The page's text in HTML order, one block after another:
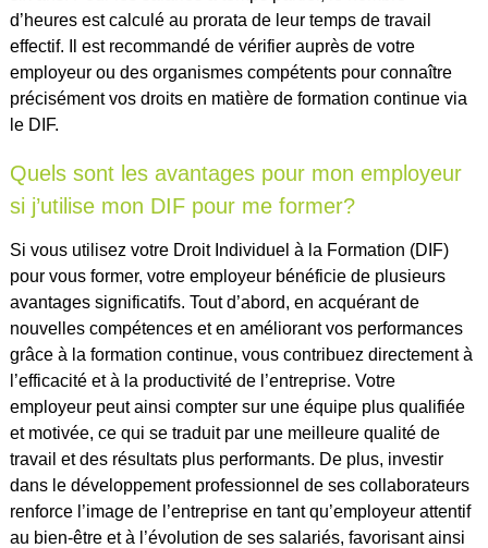
d’heures est calculé au prorata de leur temps de travail
effectif. Il est recommandé de vérifier auprès de votre
employeur ou des organismes compétents pour connaître
précisément vos droits en matière de formation continue via
le DIF.
Quels sont les avantages pour mon employeur
si j’utilise mon DIF pour me former?
Si vous utilisez votre Droit Individuel à la Formation (DIF)
pour vous former, votre employeur bénéficie de plusieurs
avantages significatifs. Tout d’abord, en acquérant de
nouvelles compétences et en améliorant vos performances
grâce à la formation continue, vous contribuez directement à
l’efficacité et à la productivité de l’entreprise. Votre
employeur peut ainsi compter sur une équipe plus qualifiée
et motivée, ce qui se traduit par une meilleure qualité de
travail et des résultats plus performants. De plus, investir
dans le développement professionnel de ses collaborateurs
renforce l’image de l’entreprise en tant qu’employeur attentif
au bien-être et à l’évolution de ses salariés, favorisant ainsi